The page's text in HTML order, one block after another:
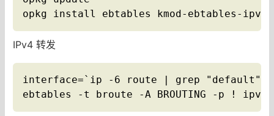
opkg install ebtables kmod-ebtables-ipv6
IPv4 转发
interface=`ip -6 route | grep
ebtables -t broute -A BROUTING -p !